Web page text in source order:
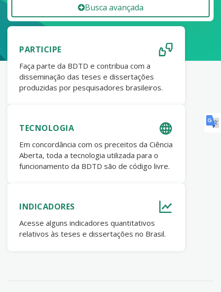
Busca avançada
PARTICIPE
Faça parte da BDTD e contribua com a
disseminação das teses e dissertações
produzidas por pesquisadores brasileiros.
TECNOLOGIA
Em concordância com os preceitos da Ciência
Aberta, toda a tecnologia utilizada para o
funcionamento da BDTD são de código livre.
INDICADORES
Acesse alguns indicadores quantitativos
relativos às teses e dissertações no Brasil.